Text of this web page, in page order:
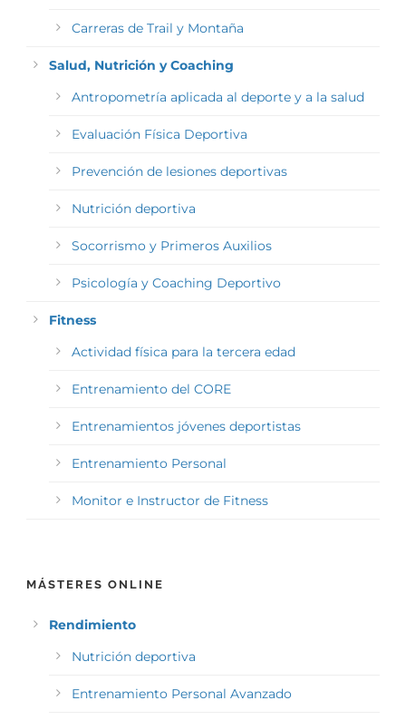
Carreras de Trail y Montaña
Salud, Nutrición y Coaching
Antropometría aplicada al deporte y a la salud
Evaluación Física Deportiva
Prevención de lesiones deportivas
Nutrición deportiva
Socorrismo y Primeros Auxilios
Psicología y Coaching Deportivo
Fitness
Actividad física para la tercera edad
Entrenamiento del CORE
Entrenamientos jóvenes deportistas
Entrenamiento Personal
Monitor e Instructor de Fitness
MÁSTERES ONLINE
Rendimiento
Nutrición deportiva
Entrenamiento Personal Avanzado